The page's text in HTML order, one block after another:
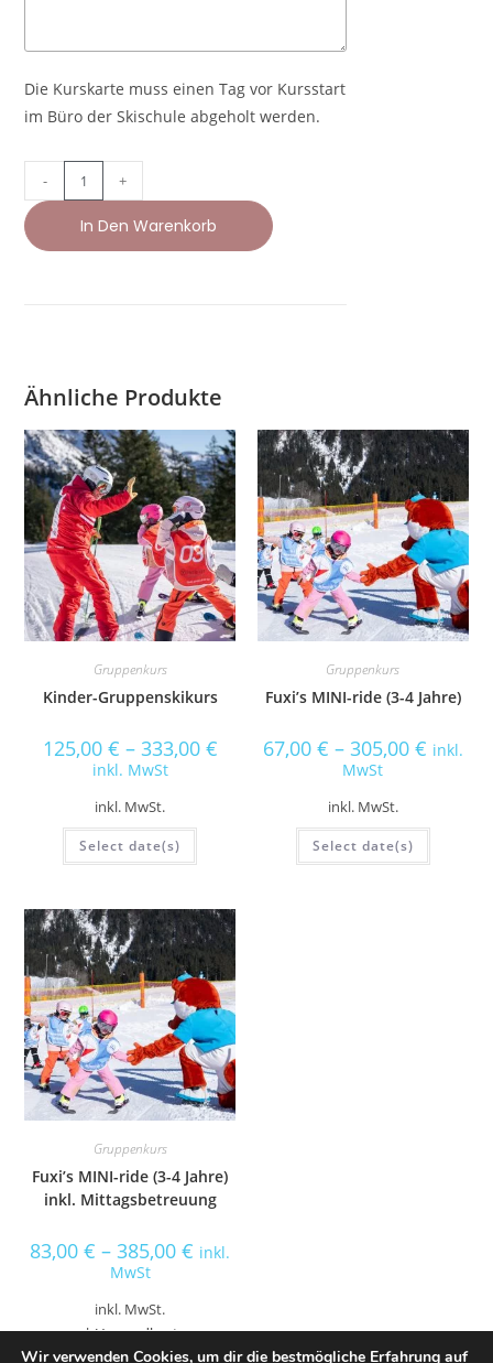
Die Kurskarte muss einen Tag vor Kursstart
im Büro der Skischule abgeholt werden.
- +
In Den Warenkorb
r
n
a
t
v
e
:
Ähnliche Produkte
Gruppenkurs
Kinder-Gruppenskikurs
125,00 € – 333,00 €
inkl. MwSt
inkl. MwSt.
Select date(s)
Gruppenkurs
Fuxi’s MINI-ride (3-4 Jahre)
67,00 € – 305,00 € inkl.
MwSt
inkl. MwSt.
Select date(s)
Gruppenkurs
Fuxi’s MINI-ride (3-4 Jahre)
inkl. Mittagsbetreuung
83,00€ –385,00€ inkl.
MwSt
inkl. MwSt.
zzgl.Versandkosten
Wir verwenden Cookies, um dir die bestmögliche Erfahrung auf